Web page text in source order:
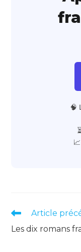
🧠
Read
articles
Article
Les dix romans